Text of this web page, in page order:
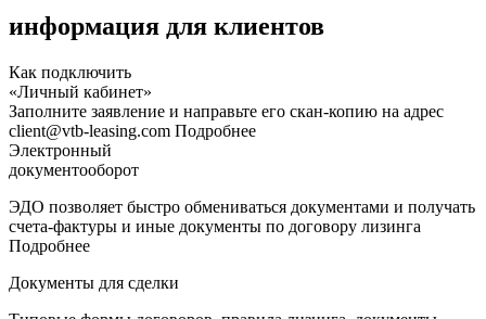
информация для клиентов
Как подключить
«Личный кабинет»
Заполните заявление и направьте его скан-копию на адрес
client@vtb-leasing.com Подробнее
Электронный
документооборот
ЭДО позволяет быстро обмениваться документами и получать
счета-фактуры и иные документы по договору лизинга
Подробнее
Документы для сделки